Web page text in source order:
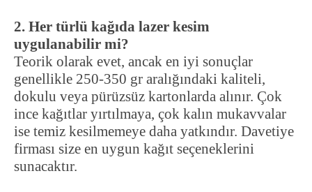
2. Her türlü kağıda lazer kesim
uygulanabilir mi?
Teorik olarak evet, ancak en iyi sonuçlar
genellikle 250-350 gr aralığındaki kaliteli,
dokulu veya pürüzsüz kartonlarda alınır. Çok
ince kağıtlar yırtılmaya, çok kalın mukavvalar
ise temiz kesilmemeye daha yatkındır. Davetiye
firması size en uygun kağıt seçeneklerini
sunacaktır.